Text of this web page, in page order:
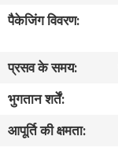
गुणवत्ता
नियंत्रण
संपर्क
करें
पैकेजिंग विवरण:
प्रसव के समय:
भुगतान शर्तें:
आपूर्ति की क्षमता: